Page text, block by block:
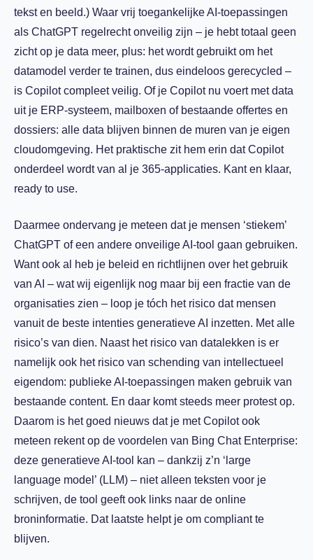
tekst en beeld.) Waar vrij toegankelijke AI-toepassingen
als ChatGPT regelrecht onveilig zijn – je hebt totaal geen
zicht op je data meer, plus: het wordt gebruikt om het
datamodel verder te trainen, dus eindeloos gerecycled –
is Copilot compleet veilig. Of je Copilot nu voert met data
uit je ERP-systeem, mailboxen of bestaande offertes en
dossiers: alle data blijven binnen de muren van je eigen
cloudomgeving. Het praktische zit hem erin dat Copilot
onderdeel wordt van al je 365-applicaties. Kant en klaar,
ready to use.
Daarmee ondervang je meteen dat je mensen ‘stiekem’
ChatGPT of een andere onveilige AI-tool gaan gebruiken.
Want ook al heb je beleid en richtlijnen over het gebruik
van AI – wat wij eigenlijk nog maar bij een fractie van de
organisaties zien – loop je tóch het risico dat mensen
vanuit de beste intenties generatieve AI inzetten. Met alle
risico’s van dien. Naast het risico van datalekken is er
namelijk ook het risico van schending van intellectueel
eigendom: publieke AI-toepassingen maken gebruik van
bestaande content. En daar komt steeds meer protest op.
Daarom is het goed nieuws dat je met Copilot ook
meteen rekent op de voordelen van Bing Chat Enterprise:
deze generatieve AI-tool kan – dankzij z’n ‘large
language model’ (LLM) – niet alleen teksten voor je
schrijven, de tool geeft ook links naar de online
broninformatie. Dat laatste helpt je om compliant te
blijven.